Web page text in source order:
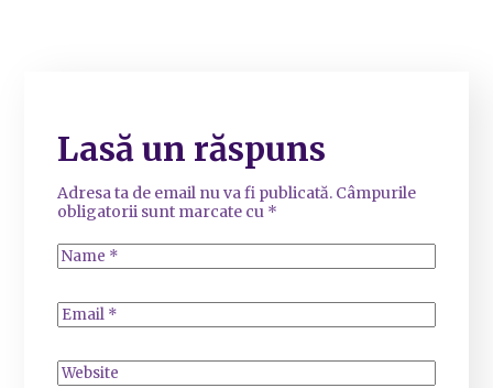
Lasă un răspuns
Adresa ta de email nu va fi publicată. Câmpurile
obligatorii sunt marcate cu *